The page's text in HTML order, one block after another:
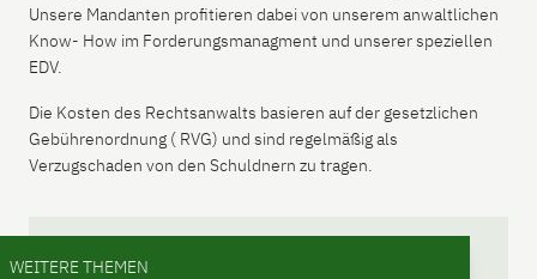
Unsere Mandanten profitieren dabei von unserem anwaltlichen
Know- How im Forderungsmanagment und unserer speziellen
EDV.
Die Kosten des Rechtsanwalts basieren auf der gesetzlichen
Gebührenordnung ( RVG) und sind regelmäßig als
Verzugschaden von den Schuldnern zu tragen.
WEITERE THEMEN